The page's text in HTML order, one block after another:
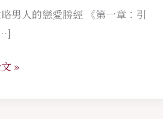
男人的戀愛勝經 《第一章：引
»